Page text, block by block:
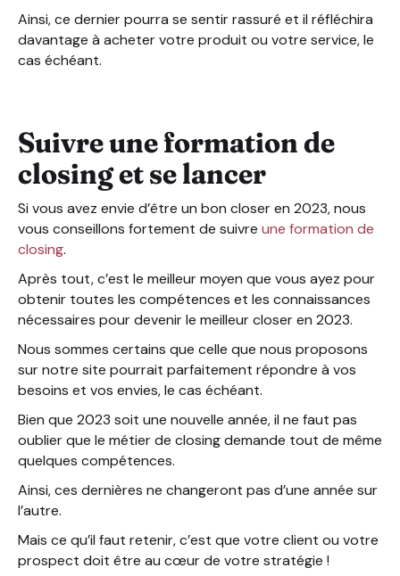
Ainsi, ce dernier pourra se sentir rassuré et il réfléchira
davantage à acheter votre produit ou votre service, le
cas échéant.
Suivre une formation de
closing et se lancer
Si vous avez envie d’être un bon closer en 2023, nous
vous conseillons fortement de suivre une formation de
closing.
Après tout, c’est le meilleur moyen que vous ayez pour
obtenir toutes les compétences et les connaissances
nécessaires pour devenir le meilleur closer en 2023.
Nous sommes certains que celle que nous proposons
sur notre site pourrait parfaitement répondre à vos
besoins et vos envies, le cas échéant.
Bien que 2023 soit une nouvelle année, il ne faut pas
oublier que le métier de closing demande tout de même
quelques compétences.
Ainsi, ces dernières ne changeront pas d’une année sur
l’autre.
Mais ce qu’il faut retenir, c’est que votre client ou votre
prospect doit être au cœur de votre stratégie !